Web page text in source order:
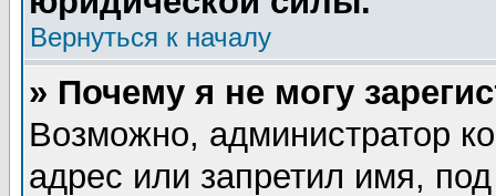
Вернуться к началу
» Почему я не могу
Возможно, администратор
адрес или запретил имя,